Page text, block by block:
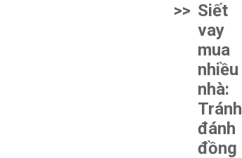
>> Siết
vay
mua
nhiều
nhà:
Tránh
đánh
đồng